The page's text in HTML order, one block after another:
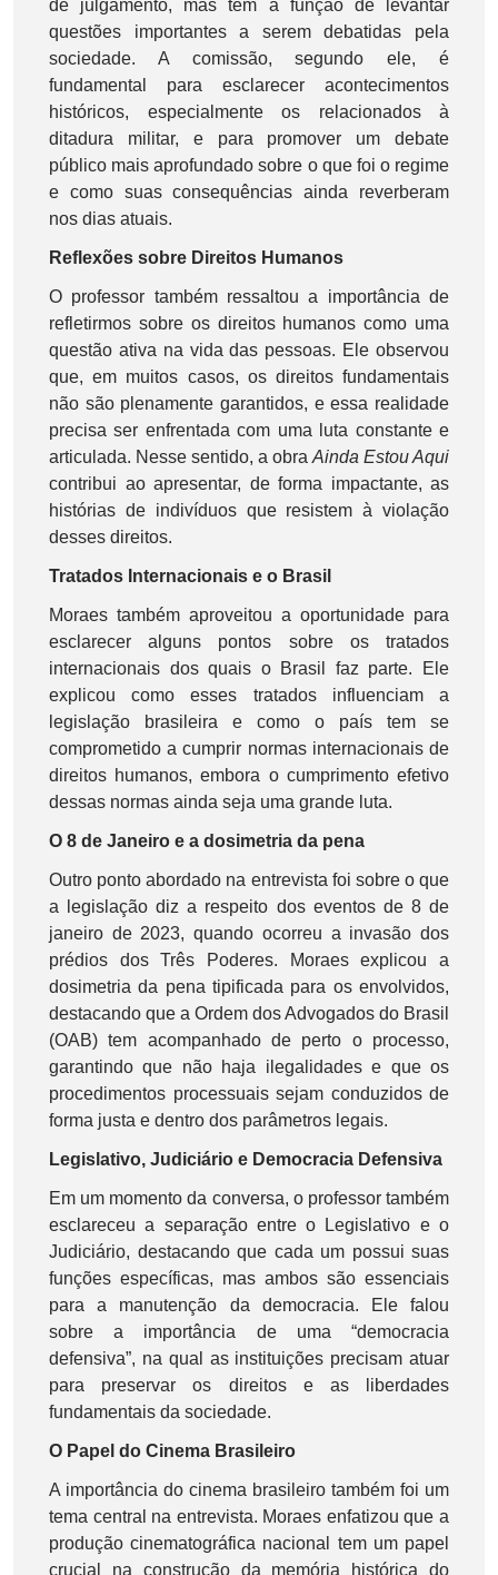
de julgamento, mas tem a função de levantar
questões importantes a serem debatidas pela
sociedade. A comissão, segundo ele, é
fundamental para esclarecer acontecimentos
históricos, especialmente os relacionados à
ditadura militar, e para promover um debate
público mais aprofundado sobre o que foi o regime
e como suas consequências ainda reverberam
nos dias atuais.
Reflexões sobre Direitos Humanos
O professor também ressaltou a importância de
refletirmos sobre os direitos humanos como uma
questão ativa na vida das pessoas. Ele observou
que, em muitos casos, os direitos fundamentais
não são plenamente garantidos, e essa realidade
precisa ser enfrentada com uma luta constante e
articulada. Nesse sentido, a obra Ainda Estou Aqui
contribui ao apresentar, de forma impactante, as
histórias de indivíduos que resistem à violação
desses direitos.
Tratados Internacionais e o Brasil
Moraes também aproveitou a oportunidade para
esclarecer alguns pontos sobre os tratados
internacionais dos quais o Brasil faz parte. Ele
explicou como esses tratados influenciam a
legislação brasileira e como o país tem se
comprometido a cumprir normas internacionais de
direitos humanos, embora o cumprimento efetivo
dessas normas ainda seja uma grande luta.
O 8 de Janeiro e a dosimetria da pena
Outro ponto abordado na entrevista foi sobre o que
a legislação diz a respeito dos eventos de 8 de
janeiro de 2023, quando ocorreu a invasão dos
prédios dos Três Poderes. Moraes explicou a
dosimetria da pena tipificada para os envolvidos,
destacando que a Ordem dos Advogados do Brasil
(OAB) tem acompanhado de perto o processo,
garantindo que não haja ilegalidades e que os
procedimentos processuais sejam conduzidos de
forma justa e dentro dos parâmetros legais.
Legislativo, Judiciário e Democracia Defensiva
Em um momento da conversa, o professor também
esclareceu a separação entre o Legislativo e o
Judiciário, destacando que cada um possui suas
funções específicas, mas ambos são essenciais
para a manutenção da democracia. Ele falou
sobre a importância de uma “democracia
defensiva”, na qual as instituições precisam atuar
para preservar os direitos e as liberdades
fundamentais da sociedade.
O Papel do Cinema Brasileiro
A importância do cinema brasileiro também foi um
tema central na entrevista. Moraes enfatizou que a
produção cinematográfica nacional tem um papel
crucial na construção da memória histórica do